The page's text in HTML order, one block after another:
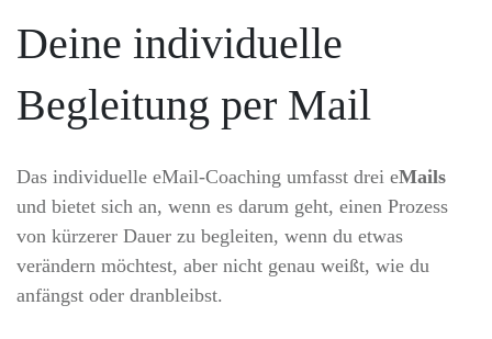
Deine individuelle
Begleitung per Mail
Das individuelle eMail-Coaching umfasst drei eMails
und bietet sich an, wenn es darum geht, einen Prozess
von kürzerer Dauer zu begleiten, wenn du etwas
verändern möchtest, aber nicht genau weißt, wie du
anfängst oder dranbleibst.